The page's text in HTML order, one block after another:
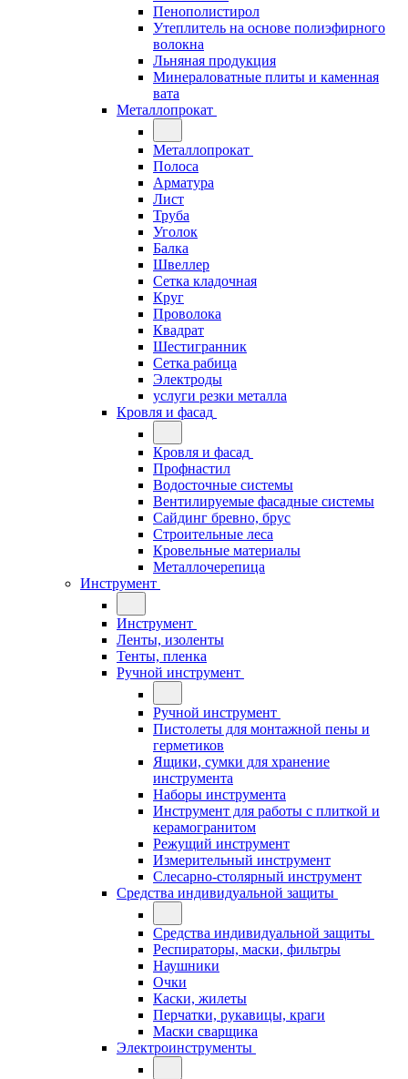
Пенополистирол
Утеплитель на основе полиэфирного
волокна
Льняная продукция
Минераловатные плиты и каменная
вата
Металлопрокат
Металлопрокат
Полоса
Арматура
Лист
Труба
Уголок
Балка
Швеллер
Сетка кладочная
Круг
Проволока
Квадрат
Шестигранник
Сетка рабица
Электроды
услуги резки металла
Кровля и фасад
Кровля и фасад
Профнастил
Водосточные системы
Вентилируемые фасадные системы
Сайдинг бревно, брус
Строительные леса
Кровельные материалы
Металлочерепица
Инструмент
Инструмент
Ленты, изоленты
Тенты, пленка
Ручной инструмент
Ручной инструмент
Пистолеты для монтажной пены и
герметиков
Ящики, сумки для хранение
инструмента
Наборы инструмента
Инструмент для работы с плиткой и
керамогранитом
Режущий инструмент
Измерительный инструмент
Слесарно-столярный инструмент
Средства индивидуальной защиты
Средства индивидуальной защиты
Респираторы, маски, фильтры
Наушники
Очки
Каски, жилеты
Перчатки, рукавицы, краги
Маски сварщика
Электроинструменты